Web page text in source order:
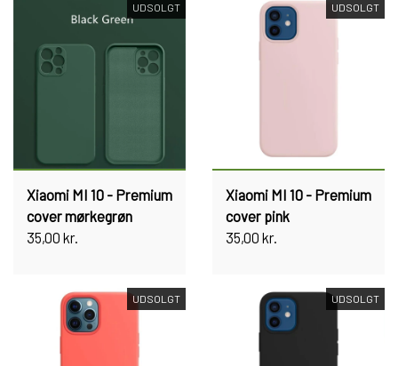
UDSOLGT
Xiaomi MI 10 - Premium
cover mørkegrøn
35,00 kr.
UDSOLGT
Xiaomi MI 10 - Premium
cover pink
35,00 kr.
UDSOLGT UDSOLGT